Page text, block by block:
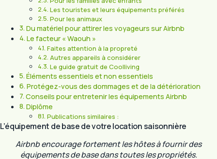
Les touristes et leurs équipements préférés
Pour les animaux
Du matériel pour attirer les voyageurs sur Airbnb
Le facteur « Waouh »
Faites attention à la propreté
Autres appareils à considérer
Le guide gratuit de Coolliving
Éléments essentiels et non essentiels
Protégez-vous des dommages et de la détérioration
Conseils pour entretenir les équipements Airbnb
Diplôme
Publications similaires :
L’équipement de base de votre location saisonnière
Airbnb encourage fortement les hôtes à fournir des
équipements de base dans toutes les propriétés.